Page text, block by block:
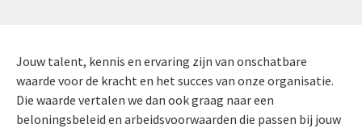
Jouw talent, kennis en ervaring zijn van onschatbare
waarde voor de kracht en het succes van onze organisatie.
Die waarde vertalen we dan ook graag naar een
beloningsbeleid en arbeidsvoorwaarden die passen bij jouw